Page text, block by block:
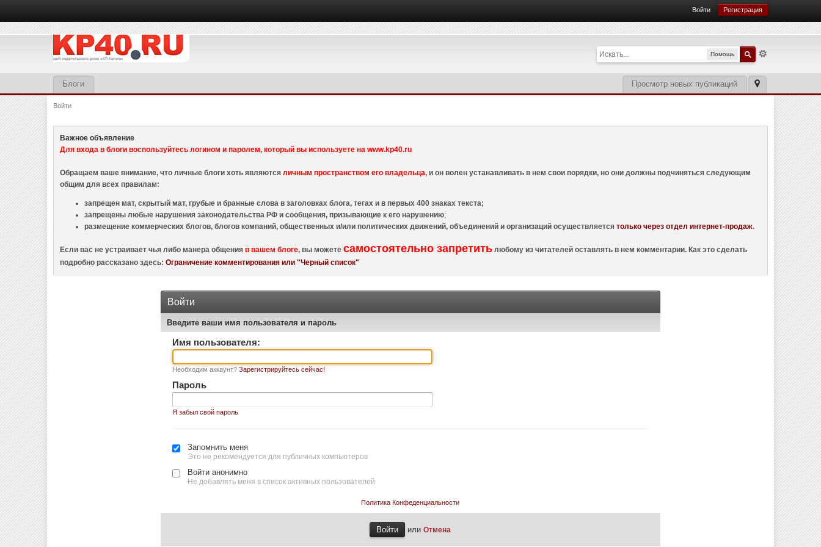
Войти Регистрация
Помощь
Просмотр новых публикаций
Блоги
Войти
Важное объявление
Для входа в блоги воспользуйтесь логином и паролем, который вы используете на www.kp40.ru
Обращаем ваше внимание, что личные блоги хоть являютсяличным пространством его владельца, и он волен устанавливать в нем свои порядки, но они должны подчиняться следующим
общим для всех правилам:
запрещен мат, скрытый мат, грубые и бранные слова в заголовках блога, тегах и в первых 400 знаках текста;
запрещены любые нарушения законодательства РФ и сообщения, призывающие к его нарушению;
размещение коммерческих блогов, блогов компаний, общественных и/или политических движений, объединений и организаций осуществляетсятолько через отдел интернет-продаж.
Если вас не устраивает чья либо манера общенияв вашем блоге, вы можетесамостоятельно запретить любому из читателей оставлять в нем комментарии. Как это сделать
подробно рассказано здесь:Ограничение комментирования или "Черный список"
Войти
Введите ваши имя пользователя и пароль
Имя пользователя:
Необходим аккаунт? Зарегистрируйтесь сейчас!
Пароль
Я забыл свой пароль
Запомнить меня
Это не рекомендуется для публичных компьютеров
Войти анонимно
Не добавлять меня в список активных пользователей
Политика Конфеденциальности
илиОтмена